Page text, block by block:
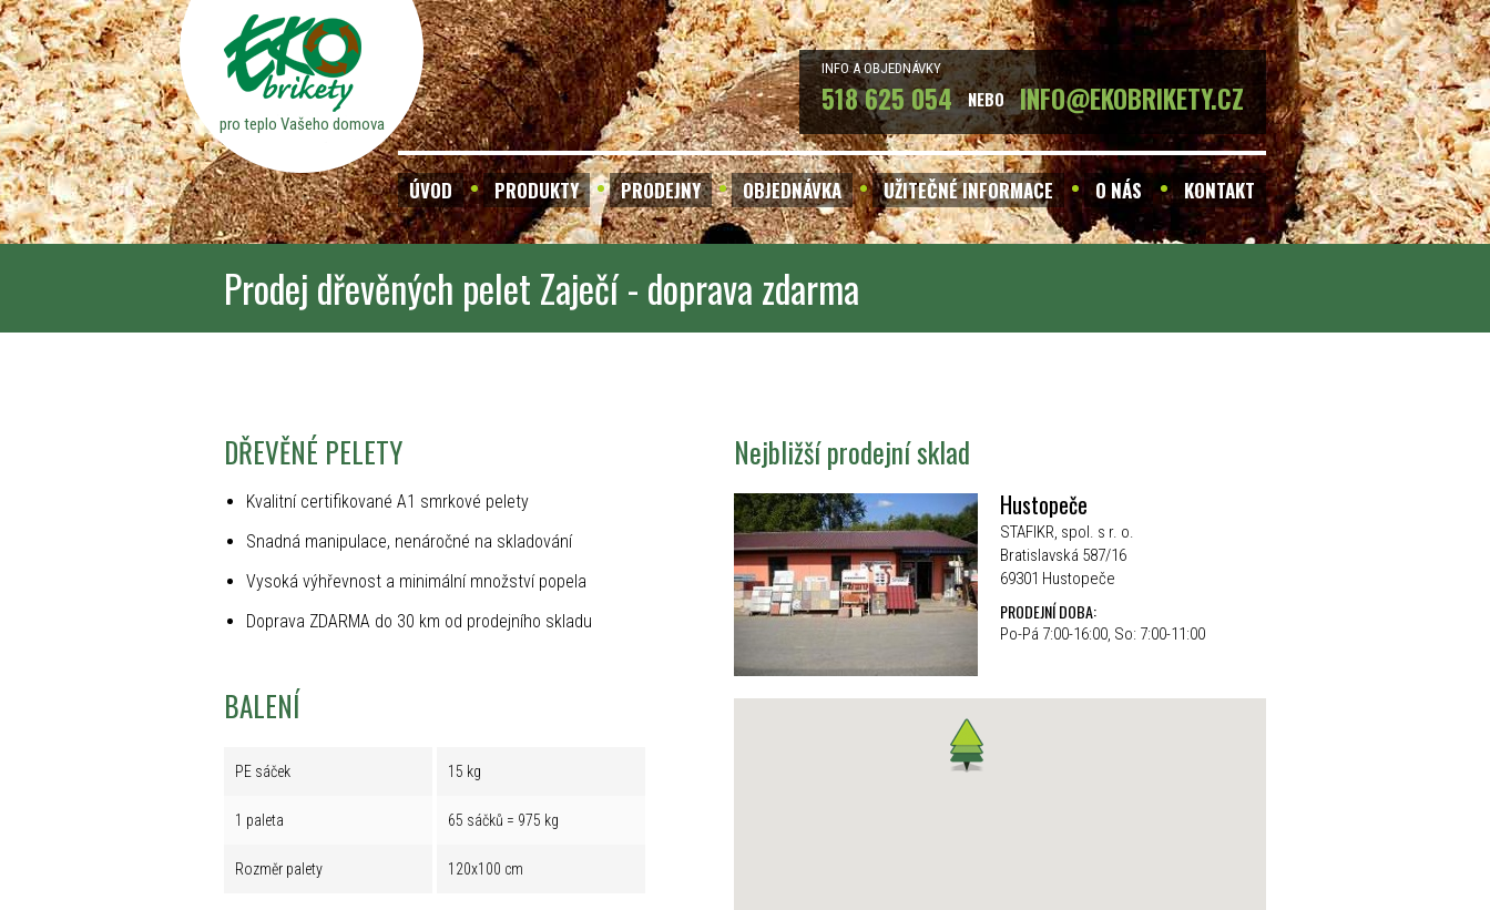
pro teplo Vašeho domova
INFO A OBJEDNÁVKY
518 625 054 NEBO INFO@EKOBRIKETY.CZ
ÚVOD PRODUKTY PRODEJNY OBJEDNÁVKA UŽITEČNÉ INFORMACE O NÁS KONTAKT
Prodej dřevěných pelet Zaječí - doprava zdarma
DŘEVĚNÉ PELETY
Kvalitní certifikované A1 smrkové pelety
Snadná manipulace, nenáročné na skladování
Vysoká výhřevnost a minimální množství popela
Doprava ZDARMA do 30 km od prodejního skladu
BALENÍ
PE sáček 15 kg
1 paleta 65 sáčků = 975 kg
Rozměr palety 120x100 cm
Nejbližší prodejní sklad
Hustopeče
STAFIKR, spol. s r. o.
Bratislavská 587/16
69301 Hustopeče
PRODEJNÍ DOBA:
Po-Pá 7:00-16:00, So: 7:00-11:00